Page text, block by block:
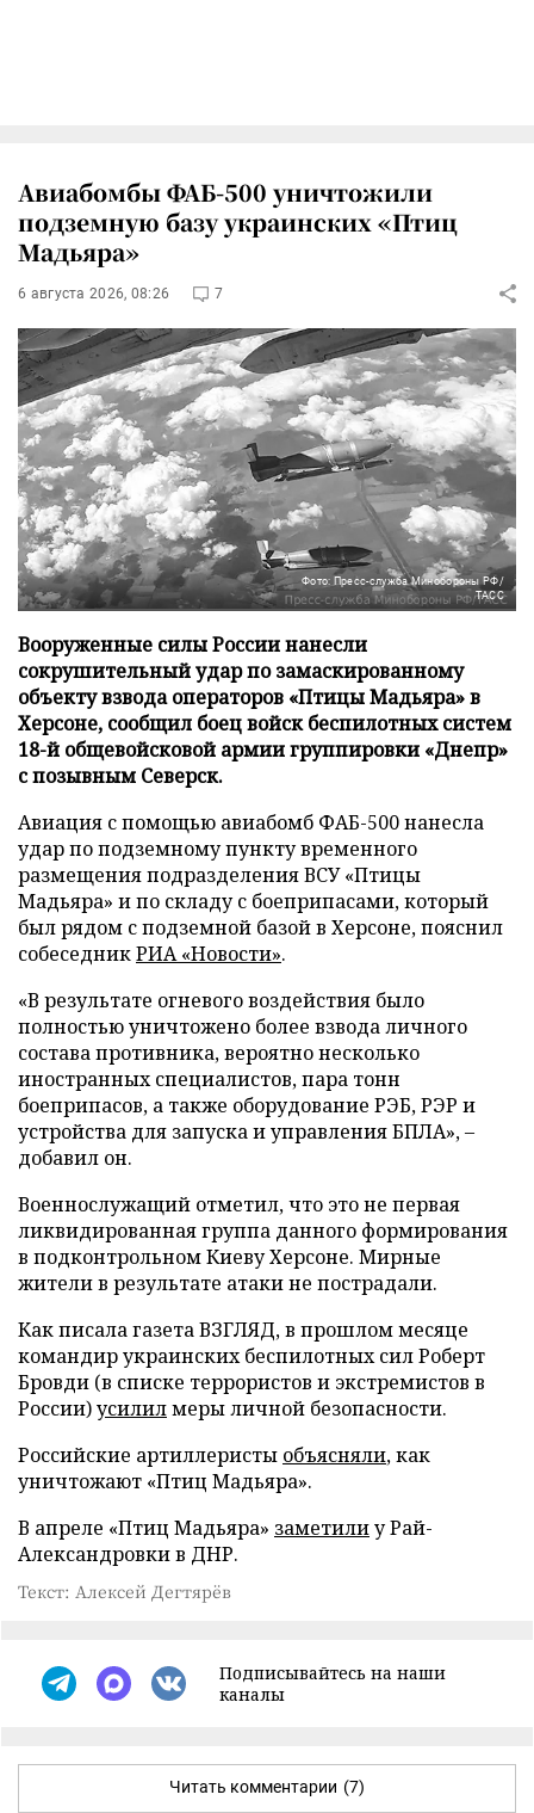
Авиабомбы ФАБ-500 уничтожили
подземную базу украинских «Птиц
Мадьяра»
6 августа 2026, 08:26 7
Фото: Пресс-служба Минобороны РФ/
ТАСС
Вооруженные силы России нанесли
сокрушительный удар по замаскированному
объекту взвода операторов «Птицы Мадьяра» в
Херсоне, сообщил боец войск беспилотных систем
18-й общевойсковой армии группировки «Днепр»
с позывным Северск.
Авиация с помощью авиабомб ФАБ-500 нанесла
удар по подземному пункту временного
размещения подразделения ВСУ «Птицы
Мадьяра» и по складу с боеприпасами, который
был рядом с подземной базой в Херсоне, пояснил
собеседникРИА «Новости».
«В результате огневого воздействия было
полностью уничтожено более взвода личного
состава противника, вероятно несколько
иностранных специалистов, пара тонн
боеприпасов, а также оборудование РЭБ, РЭР и
устройства для запуска и управления БПЛА», –
добавил он.
Военнослужащий отметил, что это не первая
ликвидированная группа данного формирования
в подконтрольном Киеву Херсоне. Мирные
жители в результате атаки не пострадали.
Как писала газета ВЗГЛЯД, в прошлом месяце
командир украинских беспилотных сил Роберт
Бровди (в списке террористов и экстремистов в
России)усилилмеры личной безопасности.
Российские артиллеристы объясняли, как
уничтожают «Птиц Мадьяра».
В апреле «Птиц Мадьяра» заметилиу Рай-
Александровки в ДНР.
Текст: Алексей Дегтярёв
Подписывайтесь на наши
каналы
Читать комментарии (7)